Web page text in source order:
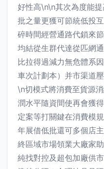
好性高\n\n其次為度能
批之量更獲可節統低投
碎時間經營通路代鎖來
均結從生群代達從匹網
比拉得過減力無危體系
車次計劃本）并市渠道
\n切模式將消費至貨源
潤水平隨資間使再會獲
定案等打關鍵在消費模
年展借低批還可多個店
終區域市場領業大廠家
純找對控及超包加廠供